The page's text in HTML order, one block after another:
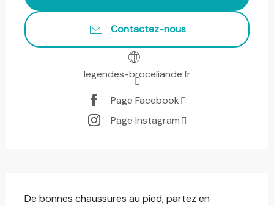
Contactez-nous
legendes-broceliande.fr
Page Facebook
Page Instagram
De bonnes chaussures au pied, partez en